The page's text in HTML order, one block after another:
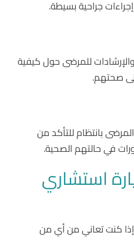
جراحية بسيطة.
للمرضى حول كيفية
صحتهم.
بانتظام للتأكد من
في حالتهم الصحية.
استشاري
كنت تعاني من أي من